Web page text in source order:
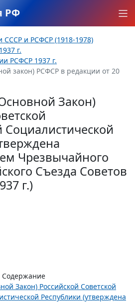
РФ
СССР и РСФСР (1918-1978)
г.
РСФСР 1937 г.
закон) РСФСР в редакции от 20
Закон)
Чрезвычайного
Съезда Советов
г.)
Содержание
Закон) Российской Советской
Республики (утверждена